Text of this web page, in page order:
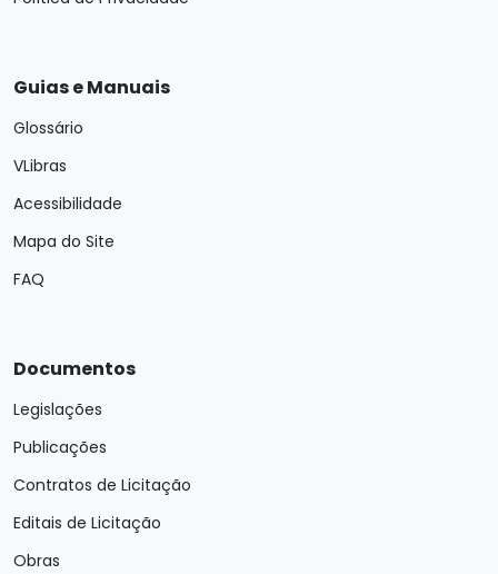
Guias e Manuais
Glossário
VLibras
Acessibilidade
Mapa do Site
FAQ
Documentos
Legislações
Publicações
Contratos de Licitação
Editais de Licitação
Obras